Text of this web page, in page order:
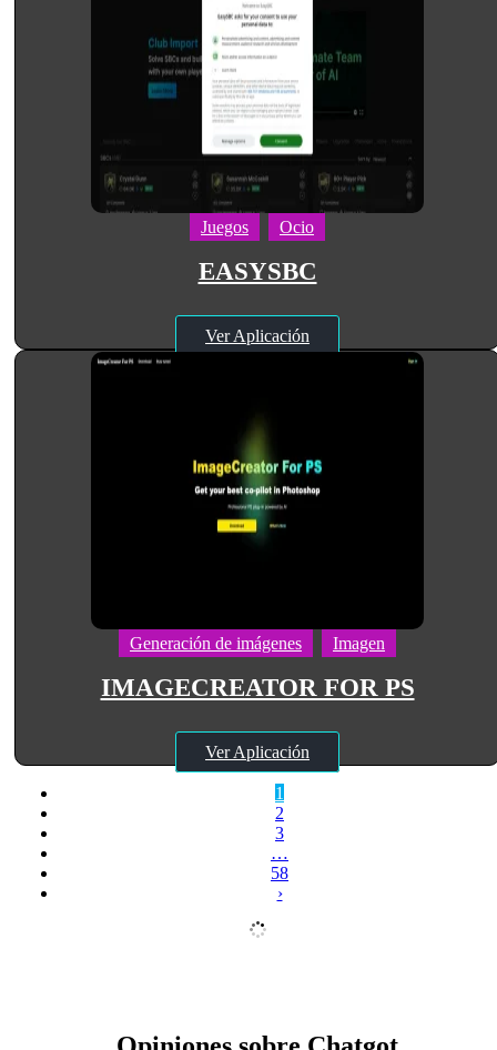
Juegos Ocio
EASYSBC
Ver Aplicación
Generación de imágenes Imagen
IMAGECREATOR FOR PS
Ver Aplicación
1
2
3
…
58
›